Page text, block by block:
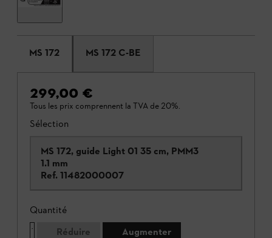
MS 172 MS 172 C-BE
299,00 €
Tous les prix comprennent la TVA de 20%.
Sélection
MS 172, guide Light 01 35 cm, PMM3
1.1 mm
Ref. 11482000007
Quantité
Réduire
Augmenter